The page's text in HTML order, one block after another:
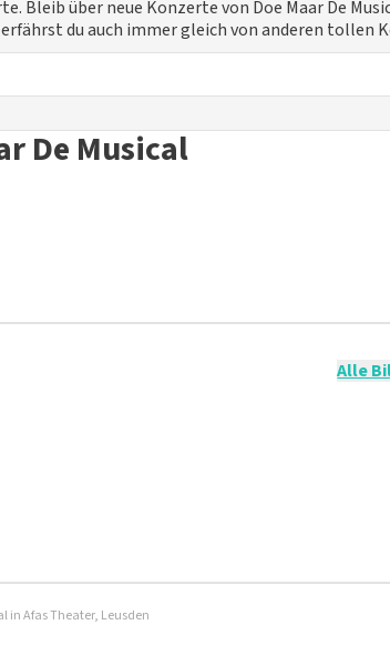
Bleib über neue Konzerte von Doe Maar De
du auch immer gleich von anderen tollen
De Musical
Kunden. Es ist nicht möglich, eine Bewertung
Bewertung veröffentlicht wird.
Alle
in Afas Theater, Leusden